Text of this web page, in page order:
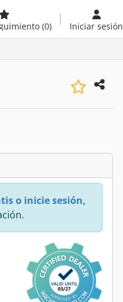
(0) Iniciar sesión
o inicie sesión,